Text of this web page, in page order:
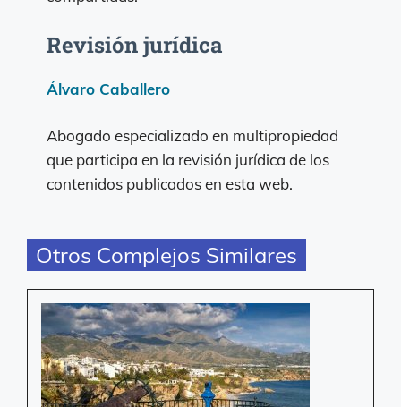
Revisión jurídica
Álvaro Caballero
Abogado especializado en multipropiedad
que participa en la revisión jurídica de los
contenidos publicados en esta web.
Otros Complejos Similares